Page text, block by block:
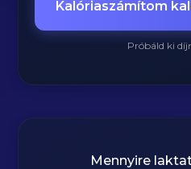
Kalóriaszámítom
Próbáld ki
Mennyire